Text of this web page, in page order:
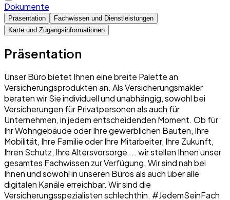
Dokumente
Präsentation
Fachwissen und Dienstleistungen
Karte und Zugangsinformationen
Präsentation
Unser Büro bietet Ihnen eine breite Palette an
Versicherungsprodukten an. Als Versicherungsmakler
beraten wir Sie individuell und unabhängig, sowohl bei
Versicherungen für Privatpersonen als auch für
Unternehmen, in jedem entscheidenden Moment. Ob für
Ihr Wohngebäude oder Ihre gewerblichen Bauten, Ihre
Mobilität, Ihre Familie oder Ihre Mitarbeiter, Ihre Zukunft,
Ihren Schutz, Ihre Altersvorsorge ... wir stellen Ihnen unser
gesamtes Fachwissen zur Verfügung. Wir sind nah bei
Ihnen und sowohl in unseren Büros als auch über alle
digitalen Kanäle erreichbar. Wir sind die
Versicherungsspezialisten schlechthin. #JedemSeinFach